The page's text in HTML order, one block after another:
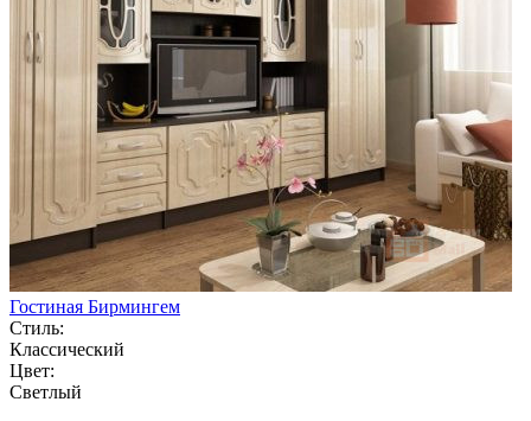
Гостиная Бирмингем
Стиль:
Классический
Цвет:
Светлый